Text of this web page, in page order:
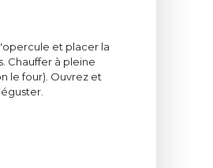
et placer la
Chauffer à pleine
le four). Ouvrez et